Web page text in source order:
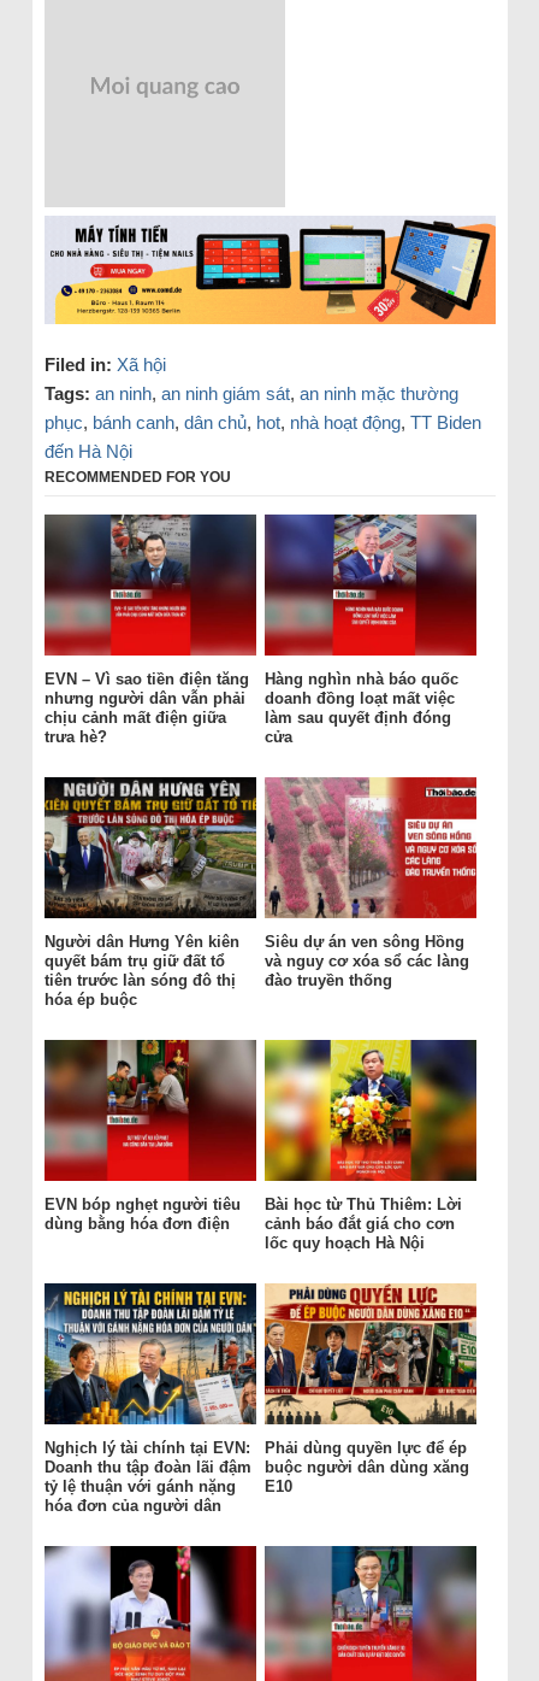
Filed in: Xã hội
Tags: an ninh, an ninh giám sát, an ninh mặc thường
phục, bánh canh, dân chủ, hot, nhà hoạt động, TT Biden
đến Hà Nội
RECOMMENDED FOR YOU
EVN – Vì sao tiền điện tăng
nhưng người dân vẫn phải
chịu cảnh mất điện giữa
trưa hè?
Hàng nghìn nhà báo quốc
doanh đồng loạt mất việc
làm sau quyết định đóng
cửa
Người dân Hưng Yên kiên
quyết bám trụ giữ đất tổ
tiên trước làn sóng đô thị
hóa ép buộc
Siêu dự án ven sông Hồng
và nguy cơ xóa sổ các làng
đào truyền thống
EVN bóp nghẹt người tiêu
dùng bằng hóa đơn điện
Bài học từ Thủ Thiêm: Lời
cảnh báo đắt giá cho cơn
lốc quy hoạch Hà Nội
Nghịch lý tài chính tại EVN:
Doanh thu tập đoàn lãi đậm
tỷ lệ thuận với gánh nặng
hóa đơn của người dân
Phải dùng quyền lực để ép
buộc người dân dùng xăng
E10